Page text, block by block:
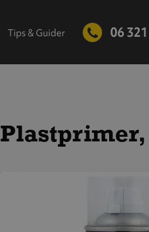
Tips & Guider 06 321
Plastprimer,